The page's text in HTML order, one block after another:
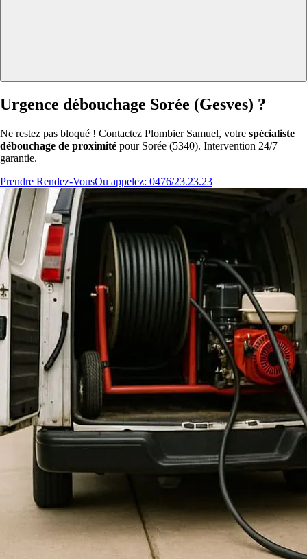
Urgence débouchage Sorée (Gesves) ?
Ne restez pas bloqué ! Contactez Plombier Samuel, votre spécialiste
débouchage de proximité pour Sorée (5340). Intervention 24/7
garantie.
Prendre Rendez-VousOu appelez: 0476/23.23.23